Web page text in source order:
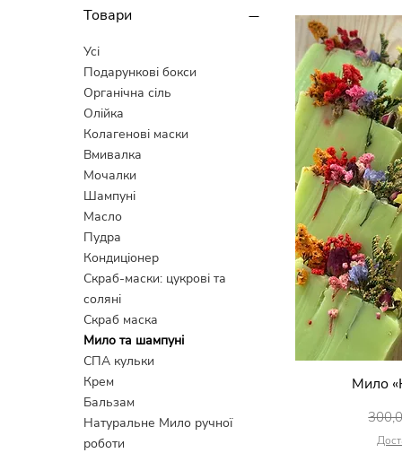
Товари
Усі
Подарункові бокси
Органічна сіль
Олійка
Колагенові маски
Вмивалка
Мочалки
Шампуні
Масло
Пудра
Кондиціонер
Скраб-маски: цукрові та
соляні
Скраб маска
Мило та шампуні
СПА кульки
Крем
Бальзам
Натуральне Мило ручної
роботи
Мило